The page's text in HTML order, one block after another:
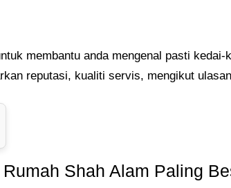
membantu anda mengenal pasti
reputasi, kualiti servis, mengikut
Shah Alam Paling